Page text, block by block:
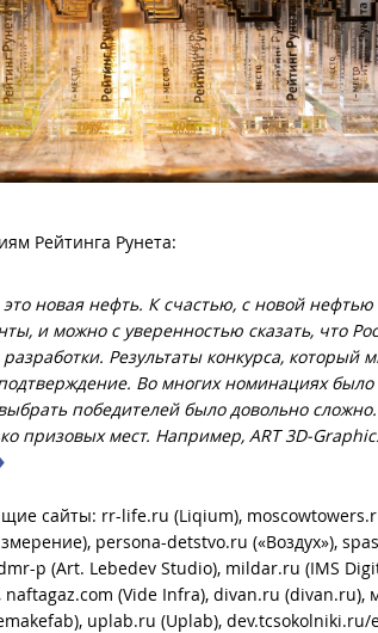
Рейтинга Рунета:
новая нефть. К счастью, с новой
и можно с уверенностью сказать, что
Результаты конкурса, который
Во многих номинациях было
победителей было довольно
призовых мест. Например, ART 3D-
сайты: rr-life.ru (Liqium),
persona-detstvo.ru («Воздух»),
p (Art. Lebedev Studio), mildar.ru (IMS
naftagaz.com (Vide Infra), divan.ru
uplab.ru (Uplab),